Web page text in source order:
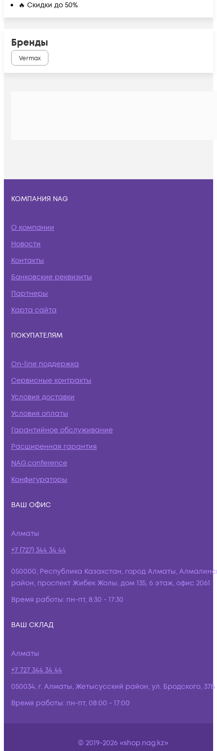
🔥 Скидки до 50%
Бренды
Vermax
КОМПАНИЯ NAG
О компании
Новости
Контакты
Банковские реквизиты
Партнеры
Карта сайта
ПОКУПАТЕЛЯМ
On-line поддержка
Сервисные контракты
Условия доставки
Условия оплаты
Гарантийное обслуживание
Расширенная гарантия
NAG.conference
Конфигураторы
ВАШ ОФИС
Алматы
+7 (727) 344 34 44
050000, Республика Казахстан, город Алматы,
район, проспект Жибек Жолы, дом 135, 6 этаж, офис 2061
Время работы: пн-пт, 8:30 - 17:30
ВАШ СКЛАД
Алматы
+7 727 344 34 44
050034, г. Алматы, Жетысусский район, ул. Бродского, 37Б
Время работы: пн-пт, 08:00 - 17:00
© 2019-2026 «shop.nag.kz»